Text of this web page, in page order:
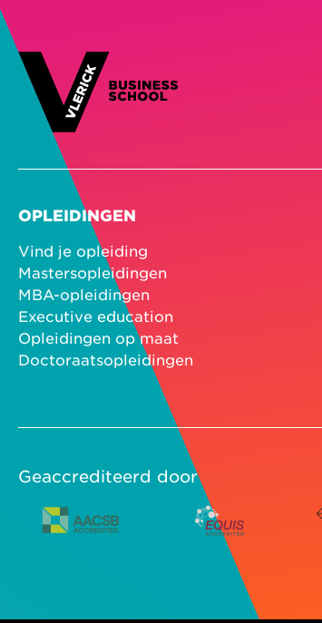
OPLEIDINGEN
Vind je opleiding
Mastersopleidingen
MBA-opleidingen
Executive education
Opleidingen op maat
Doctoraatsopleidingen
Geaccrediteerd door